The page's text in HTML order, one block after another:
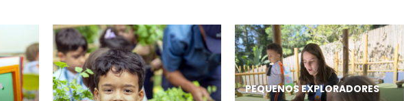
PEQUENOS EXPLORADORES